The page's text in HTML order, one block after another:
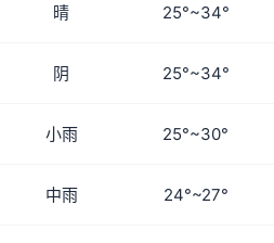
晴 25°~34°
阴 25°~34°
小雨 25°~30°
中雨 24°~27°